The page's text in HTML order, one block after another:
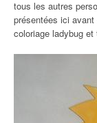
tous les autres
présentées ici
coloriage ladybug